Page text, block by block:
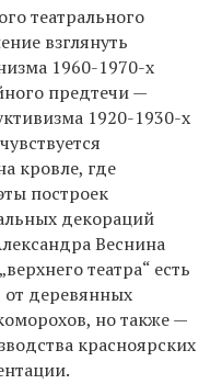
театрального
взглянуть
1960-1970-х
предтечи —
1920-1930-х
кровле, где
построек
декораций
Веснина
театра“ есть
деревянных
но также —
красноярских